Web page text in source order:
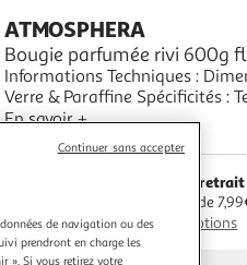
ATMOSPHERA
Bougie parfumée rivi 600g
Informations Techniques :
Verre & Paraffine Spécificités : Tendance & Moderne Bougie Parfumée
Forme Ronde Senteur : Fleur
Combustion : 57 heures
Beige & Blanc
En savoir +
Vendu par Paris Prix
Livr. ou
A partir de
Plus d'options
de navigation ou des
prendront en charge les
». Si vous retirez votre
Continuer sans accepter